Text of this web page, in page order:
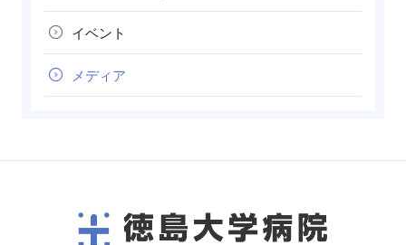
イベント
メディア